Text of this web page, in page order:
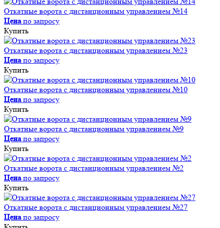
Откатные ворота с дистанционным управлением №14
Ценапо запросу
Купить
Откатные ворота с дистанционным управлением №23
Ценапо запросу
Купить
Откатные ворота с дистанционным управлением №10
Ценапо запросу
Купить
Откатные ворота с дистанционным управлением №9
Ценапо запросу
Купить
Откатные ворота с дистанционным управлением №2
Ценапо запросу
Купить
Откатные ворота с дистанционным управлением №27
Ценапо запросу